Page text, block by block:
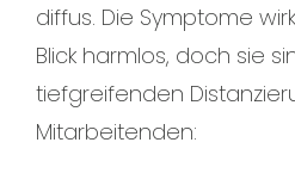
diffus. Die Symptome
Blick harmlos, doch sie
tiefgreifenden
Mitarbeitenden: